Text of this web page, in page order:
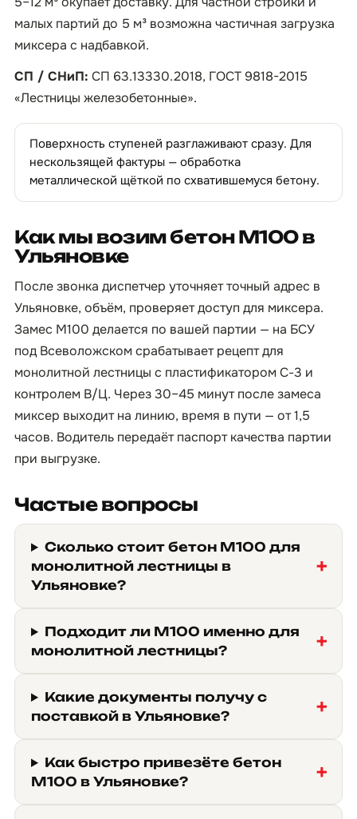
малых партий до 5 м³ возможна частичная загрузка
миксера с надбавкой.
СП / СНиП: СП 63.13330.2018, ГОСТ 9818-2015
«Лестницы железобетонные».
Поверхность ступеней разглаживают сразу. Для
нескользящей фактуры — обработка
металлической щёткой по схватившемуся бетону.
Как мы возим бетон М100 в
Ульяновке
После звонка диспетчер уточняет точный адрес в
Ульяновке, объём, проверяет доступ для миксера.
Замес М100 делается по вашей партии — на БСУ
под Всеволожском срабатывает рецепт для
монолитной лестницы с пластификатором С-3 и
контролем В/Ц. Через 30–45 минут после замеса
миксер выходит на линию, время в пути — от 1,5
часов. Водитель передаёт паспорт качества партии
при выгрузке.
Частые вопросы
Сколько стоит бетон М100 для
монолитной лестницы в
Ульяновке?
Подходит ли М100 именно для
монолитной лестницы?
Какие документы получу с
поставкой в Ульяновке?
Как быстро привезёте бетон
М100 в Ульяновке?